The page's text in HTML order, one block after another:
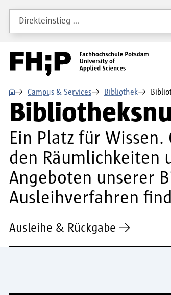
Direkt zum Inhalt
Direkt zur Hauptnavigation
Direkt zum Fußbereich
Direkteinstieg …
⌂ Campus & Services Bibliothek
Ein Platz für
den Räumlichkeiten
Angeboten unserer
Ausleihverfahren
Ausleihe & Rückgabe